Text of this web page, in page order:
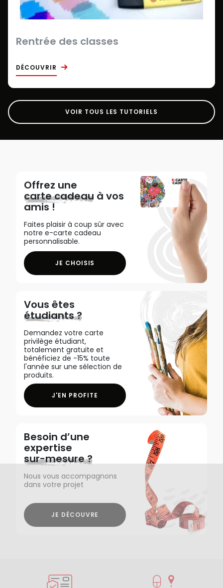
Rentrée des classes
DÉCOUVRIR
VOIR TOUS LES TUTORIELS
Offrez une
carte cadeau à vos
amis !
Faites plaisir à coup sûr avec
notre e-carte cadeau
personnalisable.
JE CHOISIS
Vous êtes
étudiants ?
Demandez votre carte
privilège étudiant,
totalement gratuite et
bénéficiez de -15% toute
l'année sur une sélection de
produits.
J'EN PROFITE
Besoin d’une
expertise
sur-mesure ?
Nous vous accompagnons
dans votre projet
JE DÉCOUVRE